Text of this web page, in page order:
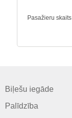
Pasažieru skaits
Biļešu iegāde
Palīdzība